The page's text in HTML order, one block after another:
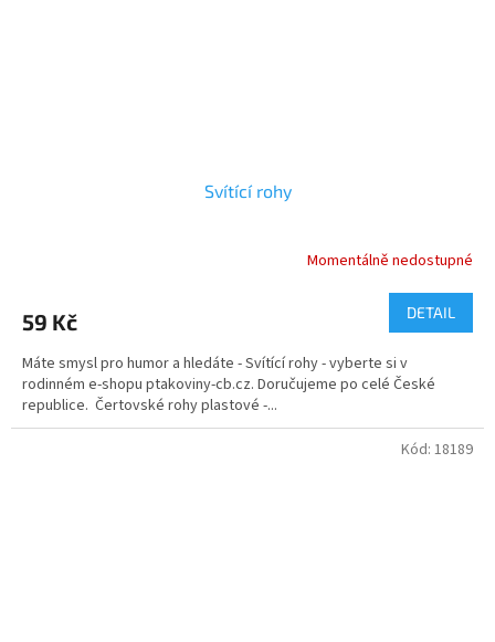
Svítící rohy
Momentálně nedostupné
59 Kč DETAIL
Máte smysl pro humor a hledáte - Svítící rohy - vyberte si v
rodinném e-shopu ptakoviny-cb.cz. Doručujeme po celé České
republice. Čertovské rohy plastové -...
Kód: 18189